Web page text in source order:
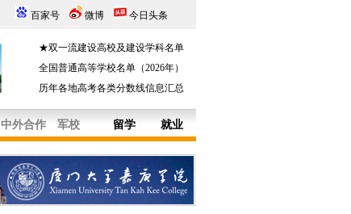
百家号 微博 今日头条
★双一流建设高校及建设学科名单
全国普通高等学校名单（2026年）
历年各地高考各类分数线信息汇总
中外合作 军校 留学 就业